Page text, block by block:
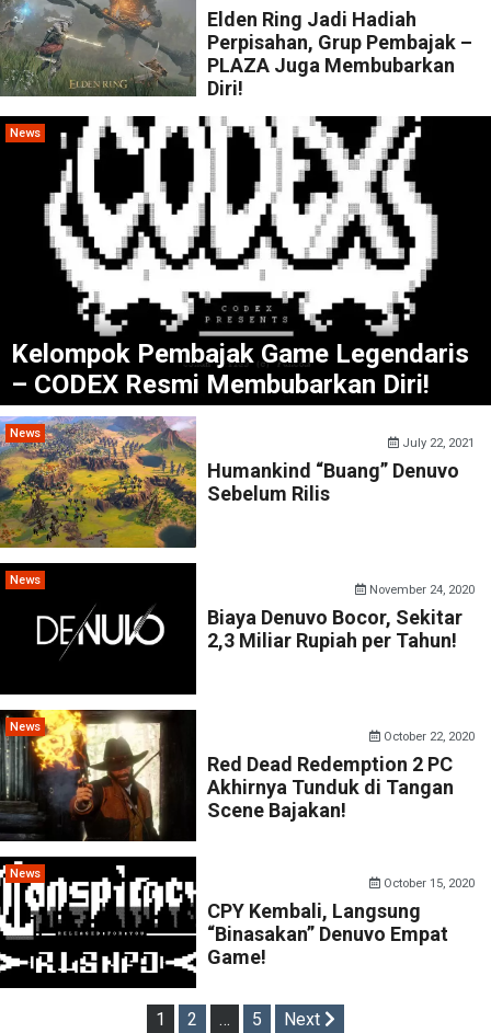
Elden Ring Jadi Hadiah
Perpisahan, Grup Pembajak –
PLAZA Juga Membubarkan
Diri!
News
Kelompok Pembajak Game Legendaris
– CODEX Resmi Membubarkan Diri!
News
July 22, 2021
Humankind “Buang” Denuvo
Sebelum Rilis
News
November 24, 2020
Biaya Denuvo Bocor, Sekitar
2,3 Miliar Rupiah per Tahun!
News
October 22, 2020
Red Dead Redemption 2 PC
Akhirnya Tunduk di Tangan
Scene Bajakan!
News
October 15, 2020
CPY Kembali, Langsung
“Binasakan” Denuvo Empat
Game!
Posts
1 2 … 5 Next